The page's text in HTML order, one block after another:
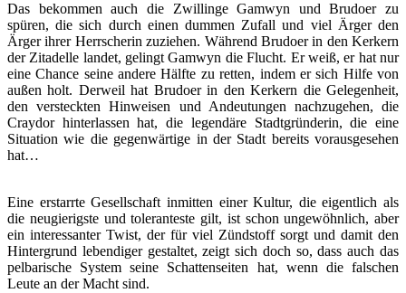
Das bekommen auch die Zwillinge Gamwyn und Brudoer zu
spüren, die sich durch einen dummen Zufall und viel Ärger den
Ärger ihrer Herrscherin zuziehen. Während Brudoer in den Kerkern
der Zitadelle landet, gelingt Gamwyn die Flucht. Er weiß, er hat nur
eine Chance seine andere Hälfte zu retten, indem er sich Hilfe von
außen holt. Derweil hat Brudoer in den Kerkern die Gelegenheit,
den versteckten Hinweisen und Andeutungen nachzugehen, die
Craydor hinterlassen hat, die legendäre Stadtgründerin, die eine
Situation wie die gegenwärtige in der Stadt bereits vorausgesehen
hat…
Eine erstarrte Gesellschaft inmitten einer Kultur, die eigentlich als
die neugierigste und toleranteste gilt, ist schon ungewöhnlich, aber
ein interessanter Twist, der für viel Zündstoff sorgt und damit den
Hintergrund lebendiger gestaltet, zeigt sich doch so, dass auch das
pelbarische System seine Schattenseiten hat, wenn die falschen
Leute an der Macht sind.